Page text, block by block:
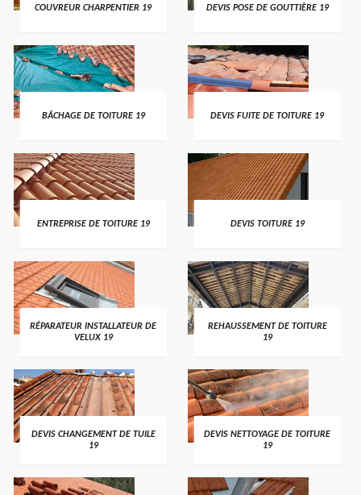
COUVREUR CHARPENTIER 19 DEVIS POSE DE GOUTTIÈRE 19
BÂCHAGE DE TOITURE 19 DEVIS FUITE DE TOITURE 19
ENTREPRISE DE TOITURE 19 DEVIS TOITURE 19
RÉPARATEUR INSTALLATEUR DE
VELUX 19
REHAUSSEMENT DE TOITURE
19
DEVIS CHANGEMENT DE TUILE
19
DEVIS NETTOYAGE DE TOITURE
19